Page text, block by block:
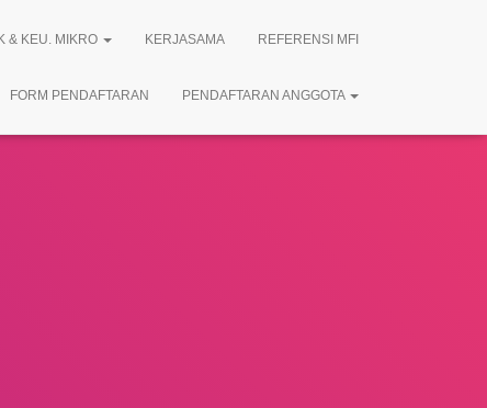
& KEU. MIKRO KERJASAMA REFERENSI MFI
FORM PENDAFTARAN PENDAFTARAN ANGGOTA